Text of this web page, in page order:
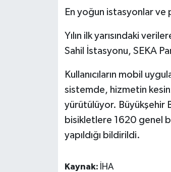
En yoğun istasyonlar ve
Yılın ilk yarısındaki
Sahil İstasyonu, SEKA
Kullanıcıların mobil
sistemde, hizmetin
yürütülüyor. Büyükşehir
bisikletlere 1620 genel
yapıldığı bildirildi.
Kaynak: İHA